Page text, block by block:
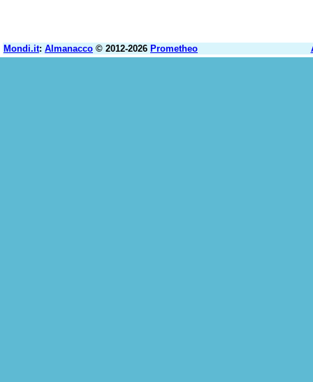
Mondi.it: Almanacco © 2012-2026 Prometheo